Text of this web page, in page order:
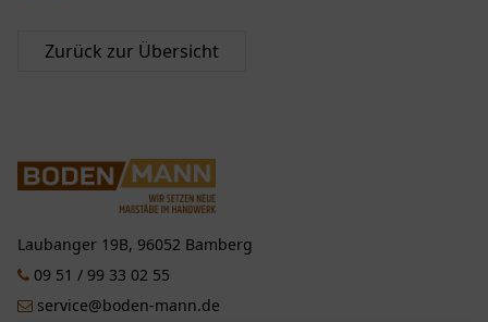
Zurück zur Übersicht
Laubanger 19B, 96052 Bamberg
09 51 / 99 33 02 55
service@boden-mann.de